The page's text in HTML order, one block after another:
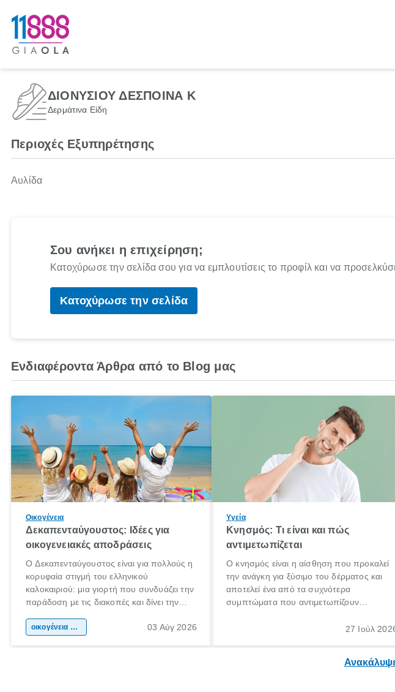
ΔΙΟΝΥΣΙΟΥ ΔΕΣΠΟΙΝΑ Κ
Δερμάτινα Είδη
Περιοχές Εξυπηρέτησης
Αυλίδα
Σου ανήκει η επιχείρηση;
Κατοχύρωσε την σελίδα σου για να εμπλουτίσεις το προφίλ και να
Κατοχύρωσε την σελίδα
Ενδιαφέροντα Άρθρα από το Blog μας
Οικογένεια
Δεκαπενταύγουστος: Ιδέες για
οικογενειακές αποδράσεις
Ο Δεκαπενταύγουστος είναι για πολλούς η
κορυφαία στιγμή του ελληνικού
καλοκαιριού: μια γιορτή που συνδυάζει την
παράδοση με τις διακοπές και δίνει την
χώρας. Είτε πρόκειται για λίγες μέρες
οικογένεια & παιδί 03 Αύγ 2026
Υγεία
Κνησμός: Τι είναι και πώς
αντιμετωπίζεται
Ο κνησμός είναι η αίσθηση που προκαλεί
την ανάγκη για ξύσιμο του δέρματος και
αποτελεί ένα από τα συχνότερα
συμπτώματα που αντιμετωπίζουν
πληροφορίες για το «κνησμός τι είναι»,
27 Ιούλ